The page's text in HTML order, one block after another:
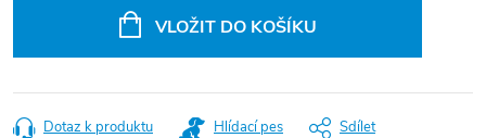
VLOŽIT DO KOŠÍKU
Dotaz k produktu Hlídací pes Sdílet